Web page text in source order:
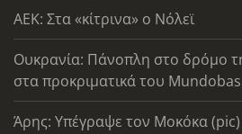
AEK: Στα «κίτρινα» ο Νόλεϊ
Ουκρανία: Πάνοπλη στο δρόμο
στα προκριματικά του
Άρης: Υπέγραψε τον Μοκόκα (pic)